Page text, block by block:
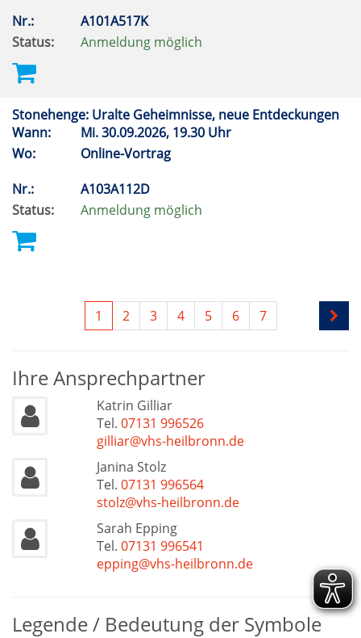
Nr.:
A101A517K
Status:
Anmeldung möglich
Stonehenge: Uralte Geheimnisse, neue Entdeckungen
Wann:
Mi.30.09.2026, 19.30 Uhr
Wo:
Online-Vortrag
Nr.:
A103A112D
Status:
Anmeldung möglich
1 2 3 4 5 6 7
Ihre Ansprechpartner
Katrin Gilliar
Tel. 07131 996526
gilliar@vhs-heilbronn.de
Janina Stolz
Tel. 07131 996564
stolz@vhs-heilbronn.de
Sarah Epping
Tel. 07131 996541
epping@vhs-heilbronn.de
Legende / Bedeutung der Symbole